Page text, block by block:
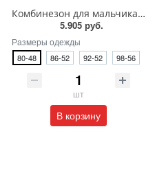
Комбинезон для мальчика "МАЛИК" мрамор/синий
5.905 руб.
Размеры одежды
80-48 86-52 92-52 98-56
шт
В корзину